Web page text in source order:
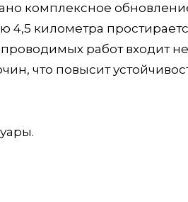
комплексное
4,5 километра
работ входит
что повысит